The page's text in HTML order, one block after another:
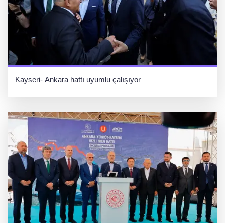
Kayseri- Ankara hattı uyumlu çalışıyor